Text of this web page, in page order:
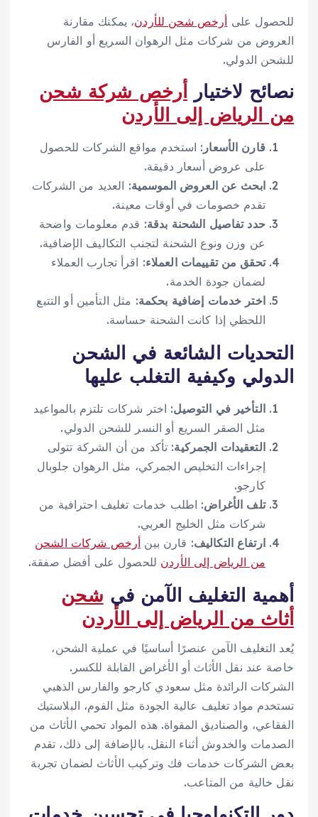
للحصول على أرخص شحن للأردن، يمكنك مقارنة
العروض من شركات مثل الرهوان السريع أو الفارس
للشحن الدولي.
نصائح لاختيار أرخص شركة شحن
من الرياض إلى الأردن
قارن الأسعار : استخدم مواقع الشركات للحصول
على عروض أسعار دقيقة.
ابحث عن العروض الموسمية: العديد من الشركات
تقدم خصومات في أوقات معينة.
حدد تفاصيل الشحنة بدقة: قدم معلومات واضحة
عن وزن ونوع الشحنة لتجنب التكاليف الإضافية.
تحقق من تقييمات العملاء: اقرأ تجارب العملاء
لضمان جودة الخدمة.
اختر خدمات إضافية بحكمة: مثل التأمين أو التتبع
اللحظي إذا كانت الشحنة حساسة.
التحديات الشائعة في الشحن
الدولي وكيفية التغلب عليها
التأخير في التوصيل: اختر شركات تلتزم بالمواعيد
مثل الصقر السريع أو النسر للشحن الدولي.
التعقيدات الجمركية: تأكد من أن الشركة تتولى
إجراءات التخليص الجمركي، مثل الرهوان جلوبال
كارجو.
تلف الأغراض: اطلب خدمات تغليف احترافية من
شركات مثل الخليج العربي.
ارتفاع التكاليف: قارن بين أرخص شركات الشحن
من الرياض إلى الأردن للحصول على أفضل صفقة.
أهمية التغليف الآمن في شحن
أثاث من الرياض إلى الأردن
يُعد التغليف الآمن عنصرًا أساسيًا في عملية الشحن،
خاصة عند نقل الأثاث أو الأغراض القابلة للكسر.
الشركات الرائدة مثل سعودي كارجو والفارس الذهبي
تستخدم مواد تغليف عالية الجودة مثل الفوم، البلاستيك
الفقاعي، والصناديق المقواة. هذه المواد تحمي الأثاث من
الصدمات والخدوش أثناء النقل. بالإضافة إلى ذلك، تقدم
بعض الشركات خدمات فك وتركيب الأثاث لضمان تجربة
نقل خالية من المتاعب.